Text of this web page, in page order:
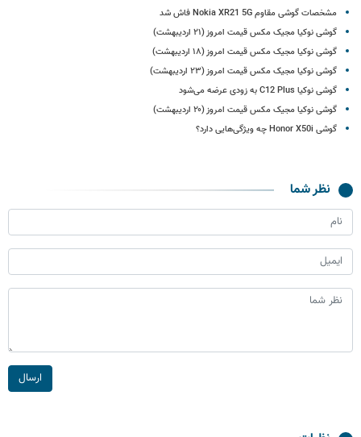
مشخصات گوشی مقاوم Nokia XR21 5G فاش شد
گوشی نوکیا مجیک مکس قیمت امروز (۲۱ اردیبهشت)
گوشی نوکیا مجیک مکس قیمت امروز (۱۸ اردیبهشت)
گوشی نوکیا مجیک مکس قیمت امروز (۲۳ اردیبهشت)
گوشی نوکیا C12 Plus به زودی عرضه می‌شود
گوشی نوکیا مجیک مکس قیمت امروز (۲۰ اردیبهشت)
گوشی Honor X50i چه ویژگی‌هایی دارد؟
نظر شما
ارسال